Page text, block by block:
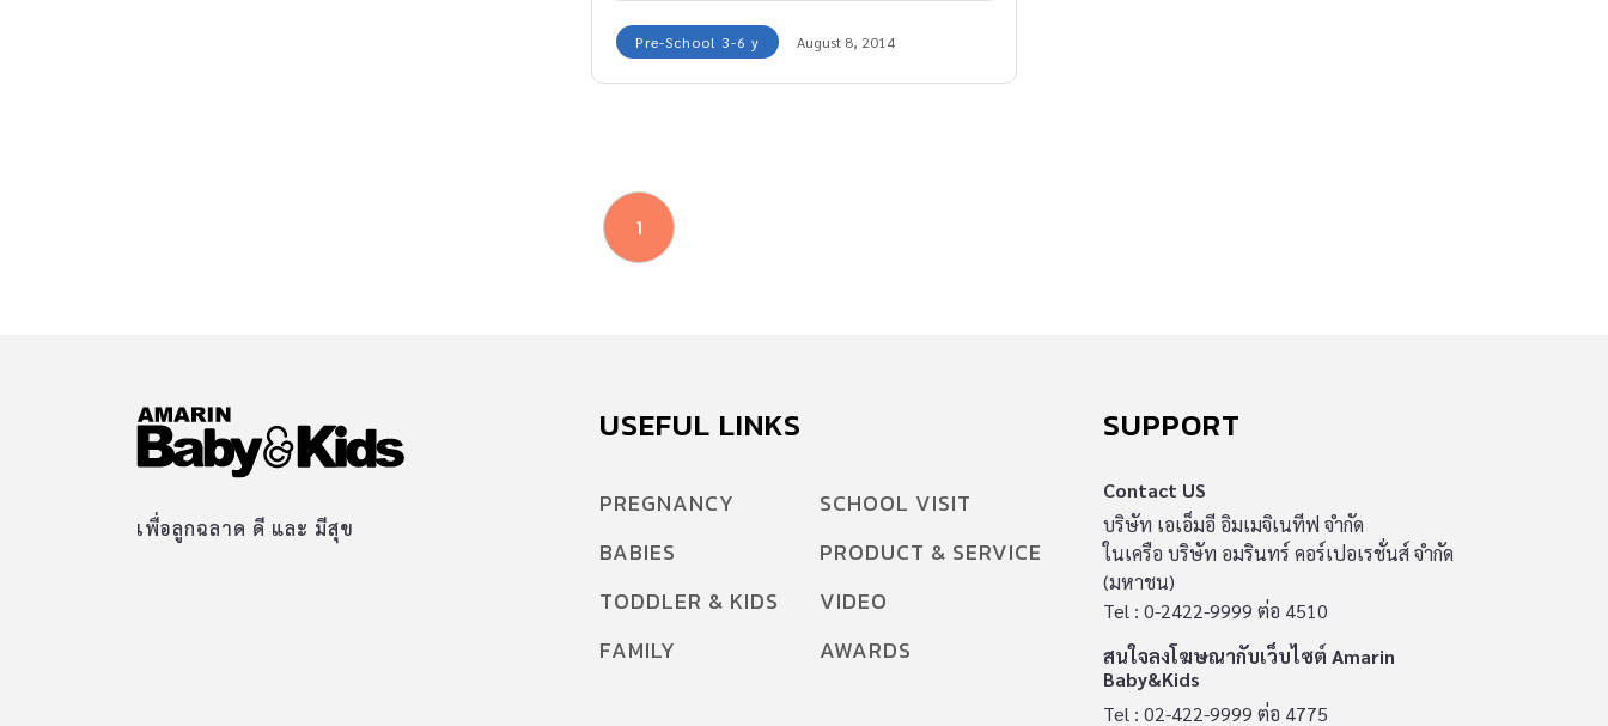
Pre-School 3-6 y August 8, 2014
1
เพื่อลูกฉลาด ดี และ มีสุข
USEFUL LINKS
PREGNANCY
BABIES
TODDLER & KIDS
FAMILY
SCHOOL VISIT
PRODUCT & SERVICE
VIDEO
AWARDS
SUPPORT
Contact US
บริษัท เอเอ็มอี อิมเมจิเนทีฟ จำกัด
ในเครือ บริษัท อมรินทร์ คอร์เปอเรชั่นส์ จำกัด
(มหาชน)
Tel : 0-2422-9999 ต่อ 4510
สนใจลงโฆษณากับเว็บไซต์ Amarin
Baby&Kids
Tel : 02-422-9999 ต่อ 4775